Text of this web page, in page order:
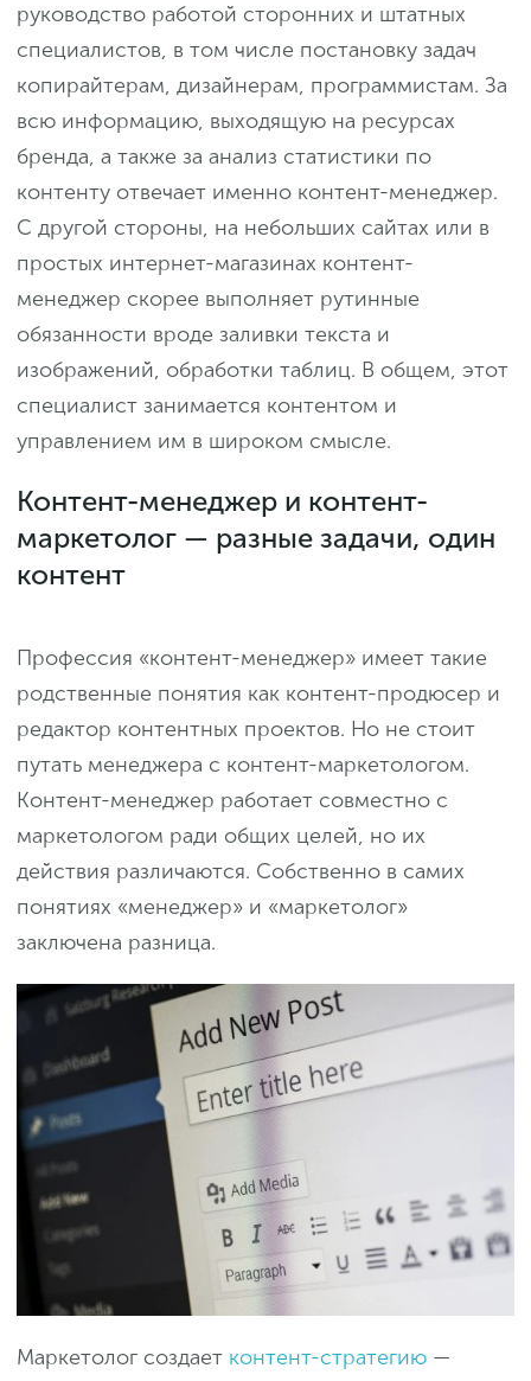
руководство работой сторонних и штатных
специалистов, в том числе постановку задач
копирайтерам, дизайнерам, программистам. За
всю информацию, выходящую на ресурсах
бренда, а также за анализ статистики по
контенту отвечает именно контент-менеджер.
С другой стороны, на небольших сайтах или в
простых интернет-магазинах контент-
менеджер скорее выполняет рутинные
обязанности вроде заливки текста и
изображений, обработки таблиц. В общем, этот
специалист занимается контентом и
управлением им в широком смысле.
Контент-менеджер и контент-
маркетолог — разные задачи, один
контент
Профессия «контент-менеджер» имеет такие
родственные понятия как контент-продюсер и
редактор контентных проектов. Но не стоит
путать менеджера с контент-маркетологом.
Контент-менеджер работает совместно с
маркетологом ради общих целей, но их
действия различаются. Собственно в самих
понятиях «менеджер» и «маркетолог»
заключена разница.
Маркетолог создает контент-стратегию —